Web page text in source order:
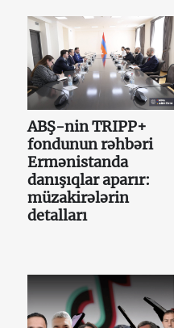
ABŞ-nin TRIPP+
fondunun rəhbəri
Ermənistanda
danışıqlar aparır:
müzakirələrin
detalları